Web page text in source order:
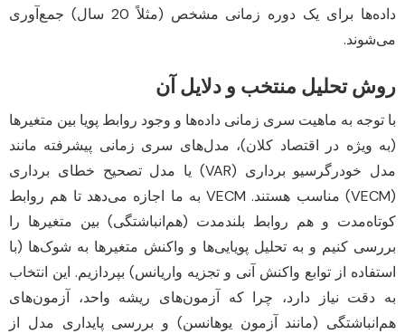
داده‌ها برای یک دوره زمانی مشخص (مثلاً 20 سال) جمع‌آوری
می‌شوند.
روش تحلیل منتخب و دلایل آن
با توجه به ماهیت سری زمانی داده‌ها و وجود روابط پویا بین متغیرها
(به ویژه در اقتصاد کلان)، مدل‌های سری زمانی پیشرفته مانند
مدل خودرگرسیو برداری (VAR) یا مدل تصحیح خطای برداری
(VECM) مناسب هستند. VECM به ما اجازه می‌دهد تا هم روابط
کوتاه‌مدت و هم روابط بلندمدت (هم‌انباشتگی) بین متغیرها را
بررسی کنیم و به تحلیل پویایی‌ها و واکنش متغیرها به شوک‌ها (با
استفاده از توابع واکنش آنی و تجزیه واریانس) بپردازیم. این انتخاب
به دقت نیاز دارد، چرا که آزمون‌های ریشه واحد، آزمون‌های
هم‌انباشتگی (مانند آزمون یوهانسن) و بررسی پایداری مدل از